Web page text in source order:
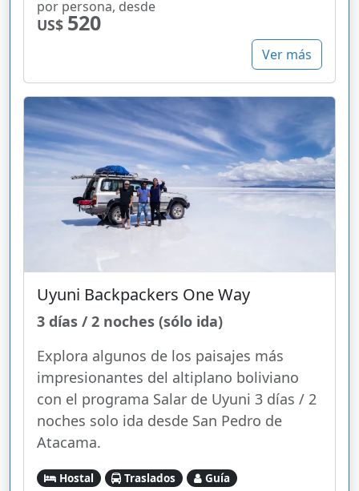
por persona, desde
US$ 520
Ver más
Uyuni Backpackers One Way
3 días / 2 noches (sólo ida)
Explora algunos de los paisajes más
impresionantes del altiplano boliviano
con el programa Salar de Uyuni 3 días / 2
noches solo ida desde San Pedro de
Atacama.
Hostal Traslados Guía